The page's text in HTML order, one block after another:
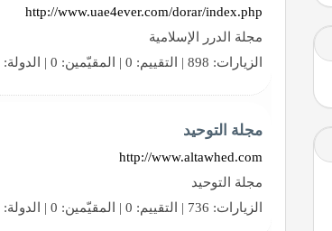
http://www.uae4ever.com/dorar/index.php
مجلة الدرر الإسلامية
الزيارات: 898 | التقييم: 0 | المقيّمين: 0 | الدولة:
مجلة التوحيد
http://www.altawhed.com
مجلة التوحيد
الزيارات: 736 | التقييم: 0 | المقيّمين: 0 | الدولة: